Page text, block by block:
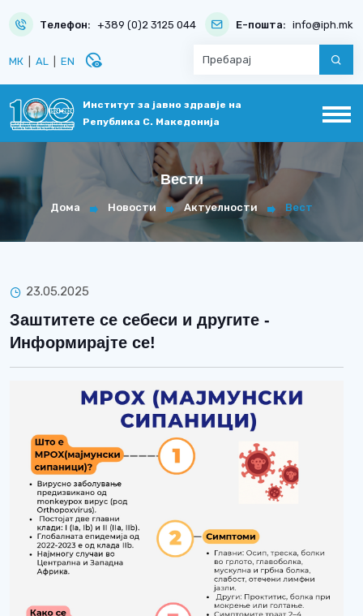
Телефон: +389 (0)2 3125 044 Е-пошта: info@iph.mk
МК AL EN disabled_visible
Институт за јавно здравје на
Република С. Македонија
Вести
Дома Новости Актуелности Вест
23.05.2025
Заштитете се себеси и другите -
Информирајте се!